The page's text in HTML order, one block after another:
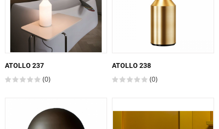
ATOLLO 237
(0)
ATOLLO 238
(0)